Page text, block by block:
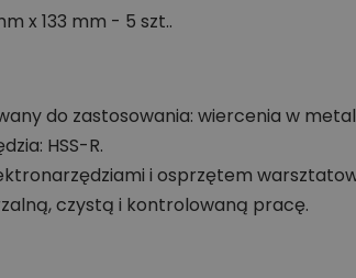
x 133 mm - 5 szt..
do zastosowania: wiercenia w
HSS-R.
i osprzętem
czystą i kontrolowaną pracę.